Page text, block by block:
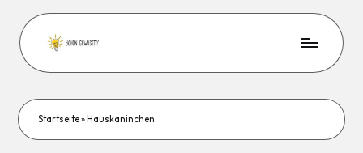
Startseite» Hauskaninchen